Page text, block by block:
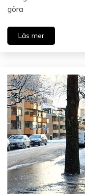
göra
Läs mer